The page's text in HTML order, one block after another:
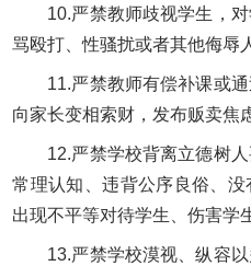
10.严禁教师歧视学生，
骂殴打、性骚扰或者其他侮辱
11.严禁教师有偿补课或
向家长变相索财，发布贩卖焦
12.严禁学校背离立德树
常理认知、违背公序良俗、没
出现不平等对待学生、伤害学
13.严禁学校漠视、纵容